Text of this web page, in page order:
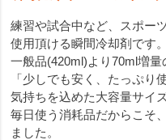
練習や試合中など、スポー
使用頂ける瞬間冷却剤です。
一般品(420ml)より70ml増量
「少しでも安く、たっぷり
気持ちを込めた大容量サイズ
毎日使う消耗品だからこそ
ました。